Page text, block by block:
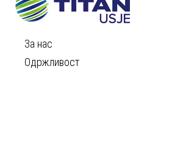
За нас
Одржливост